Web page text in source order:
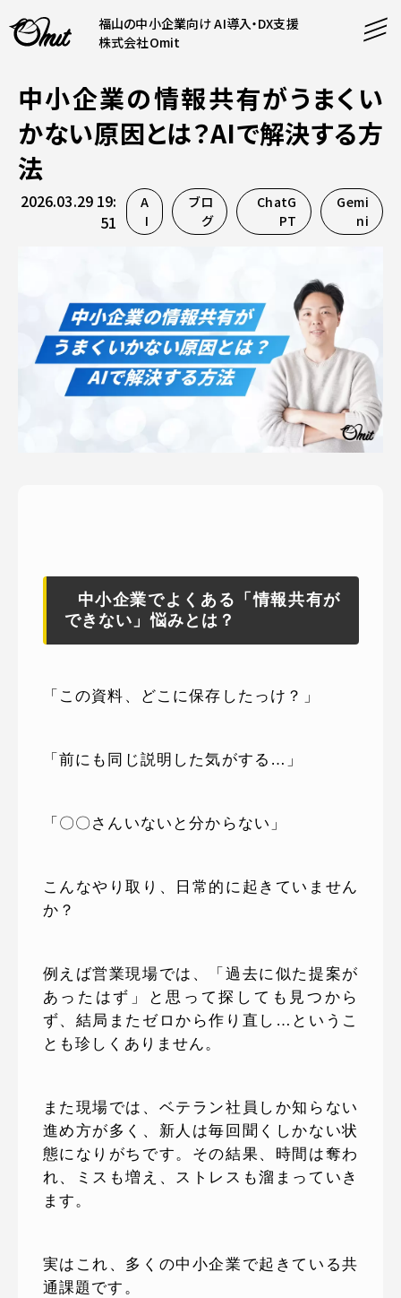
福山の中小企業向け AI導入・DX支援
株式会社Omit
SERVICE
事業内容
AI導入支援
システム開発
ホームページ制作
CONTENT
コンテンツ
料金表
企業案内
会社概要
採用情報
お知らせ
PRODUCTS
運営サービス
中小企業の情報共有がうまくい
かない原因とは？AIで解決する方
法
2026.03.29 19:
51
A
I
ブロ
グ
ChatG
PT
Gemi
ni
中小企業でよくある「情報共有が
できない」悩みとは？
「この資料、どこに保存したっけ？」
「前にも同じ説明した気がする…」
「〇〇さんいないと分からない」
こんなやり取り、日常的に起きていません
か？
例えば営業現場では、「過去に似た提案が
あったはず」と思って探しても見つから
ず、結局またゼロから作り直し…というこ
とも珍しくありません。
また現場では、ベテラン社員しか知らない
進め方が多く、新人は毎回聞くしかない状
態になりがちです。その結果、時間は奪わ
れ、ミスも増え、ストレスも溜まっていき
ます。
実はこれ、多くの中小企業で起きている共
通課題です。